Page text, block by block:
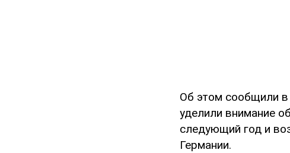
Об этом сообщили в
уделили внимание
следующий год и
Германии.